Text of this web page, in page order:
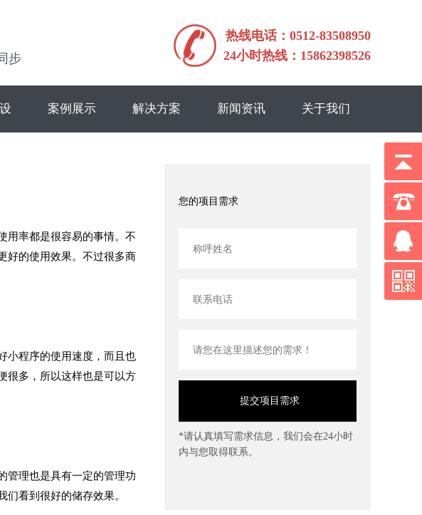
步
热线电话：0512-83508950
24小时热线：15862398526
案例展示 解决方案 新闻资讯 关于我们
用率都是很容易的事情。不
好的使用效果。不过很多商
小程序的使用速度，而且也
很多，所以这样也是可以方
管理也是具有一定的管理功
看到很好的储存效果。
您的项目需求
*请认真填写需求信息，我们会在24小时
内与您取得联系。